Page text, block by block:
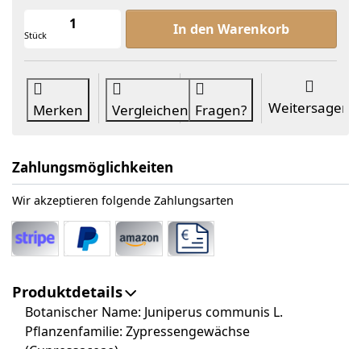
Stück
Wacholderholz , 100% rein
In den Warenkorb
Merken Vergleichen Fragen? Weitersagen
Zahlungsmöglichkeiten
Wir akzeptieren folgende Zahlungsarten
Produktdetails
Botanischer Name: Juniperus communis L.
Pflanzenfamilie: Zypressengewächse